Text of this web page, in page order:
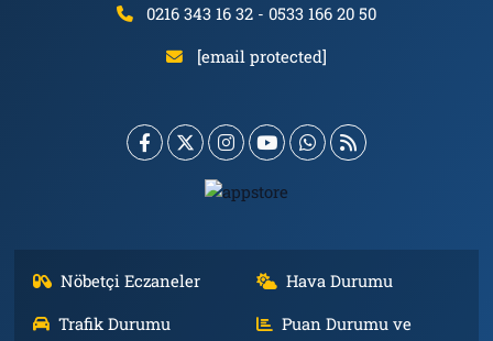
0216 343 16 32 - 0533 166 20 50
[email protected]
Nöbetçi Eczaneler
Hava Durumu
Trafik Durumu
Puan Durumu ve